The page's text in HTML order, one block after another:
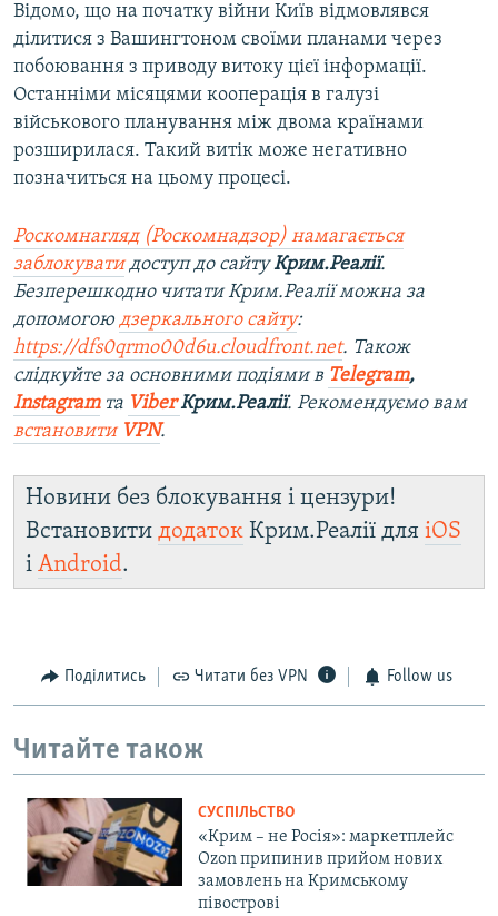
Відомо, що на початку війни Київ відмовлявся
ділитися з Вашингтоном своїми планами через
побоювання з приводу витоку цієї інформації.
Останніми місяцями кооперація в галузі
військового планування між двома країнами
розширилася. Такий витік може негативно
позначиться на цьому процесі.
Роскомнагляд (Роскомнадзор) намагається
заблокуватидоступ до сайтуКрим.Реалії.
Безперешкодно читати Крим.Реалії можна за
допомогою дзеркального сайту:
https://dfs0qrmo00d6u.cloudfront.net. Також
слідкуйте за основними подіями в Telegram,
Instagramта ViberКрим.Реалії. Рекомендуємо вам
встановити VPN.
Новини без блокування і цензури!
Встановити додаток Крим.Реалії для iOS
і Android.
Поділитись Читати без VPN Follow us
Читайте також
СУСПІЛЬСТВО
«Крим – не Росія»: маркетплейс
Ozon припинив прийом нових
замовлень на Кримському
півострові